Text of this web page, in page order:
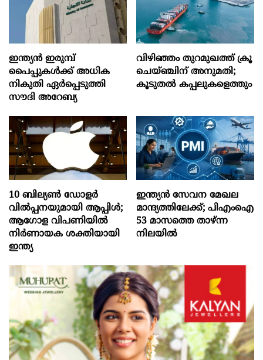
ഇന്ത്യൻ ഇരുമ്പ്
പൈപ്പുകൾക്ക് അധിക
നികുതി ഏർപ്പെടുത്തി
സൗദി അറേബ്യ
വിഴിഞ്ഞം തുറമുഖത്ത് ക്രൂ
ചെയ്ഞ്ചിന് അനുമതി;
കൂടുതൽ കപ്പലുകളെത്തും
10 ബില്യൺ ഡോളർ
വിൽപ്പനയുമായി ആപ്പിൾ;
ആഗോള വിപണിയിൽ
നിർണായക ശക്തിയായി
ഇന്ത്യ
ഇന്ത്യൻ സേവന മേഖല
മാന്ദ്യത്തിലേക്ക്; പിഎംഐ
53 മാസത്തെ താഴ്ന്ന
നിലയില്‍